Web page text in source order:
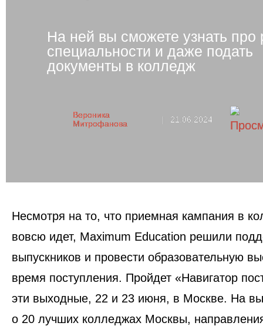
На ней вы сможете узнать про
специальности и даже подать
документы в колледж
Вероника
Митрофанова
| 21.06.2024
Несмотря на то, что приемная кампания в
вовсю идет, Maximum Education решили
выпускников и провести образовательную
время поступления. Пройдет «Навигатор
эти выходные, 22 и 23 июня, в Москве. На
о 20 лучших колледжах Москвы,